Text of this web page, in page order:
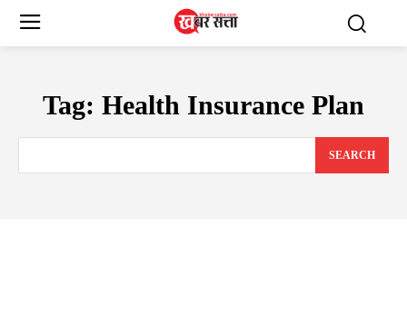
Tag: Health Insurance Plan
SEARCH